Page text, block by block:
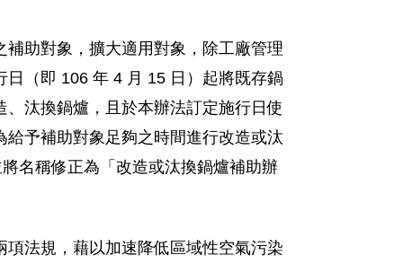
助對象，擴大適用對象，除工廠管理
（即 106 年 4 月 15 日）起將既存鍋
汰換鍋爐，且於本辦法訂定施行日使
予補助對象足夠之時間進行改造或汰
名稱修正為「改造或汰換鍋爐補助辦
法規，藉以加速降低區域性空氣污染